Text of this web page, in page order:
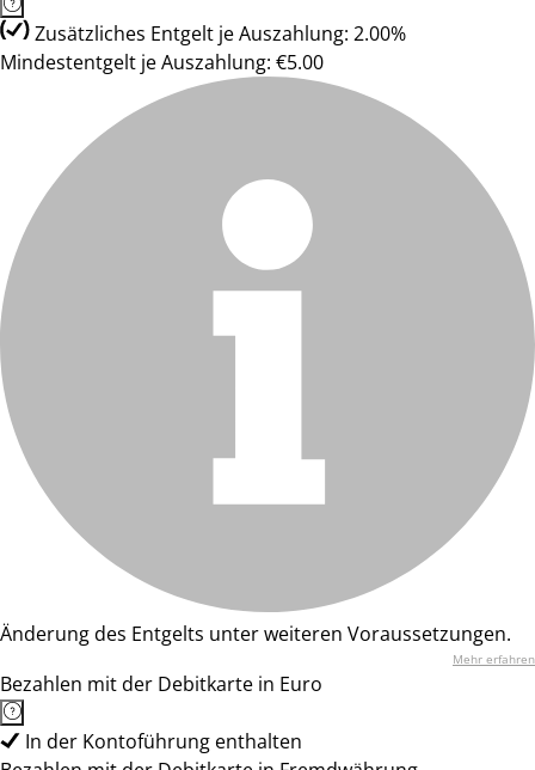
Zusätzliches Entgelt je Auszahlung: 2.00%
Mindestentgelt je Auszahlung: €5.00
Änderung des Entgelts unter weiteren Voraussetzungen.
Mehr erfahren
Bezahlen mit der Debitkarte in Euro
In der Kontoführung enthalten